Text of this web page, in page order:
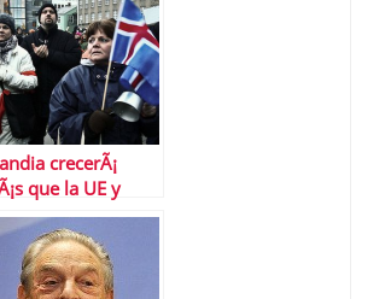
crecerÃ¡
que la UE y
tras dejar caer
bancos